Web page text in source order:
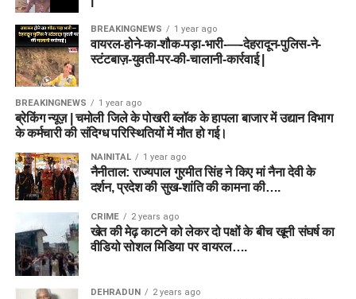
BREAKINGNEWS 1 year ago
वायरल-होने-का-शौक-पड़ा-भारी-—-देहरादून-पुलिस-ने-
स्टंटबाज़-युवती-पर-की-चालानी-कार्रवाई |
BREAKINGNEWS 1 year ago
ब्रेकिंग न्यूज़ | चमोली जिले के पोखरी ब्लॉक के हापला बाजार में उद्यान विभाग
के कर्मचारी की संदिग्ध परिस्थितियों में मौत हो गई।
NAINITAL 1 year ago
नैनीताल: राज्यपाल गुरमीत सिंह ने किए मां नैना देवी के
दर्शन, प्रदेश की सुख-शांति की कामना की….
CRIME 2 years ago
खेत की मेढ़ काटने को लेकर दो पक्षों के बीच खूनी संघर्ष का
वीडियो सोशल मिडिया पर वायरल….
DEHRADUN 2 years ago